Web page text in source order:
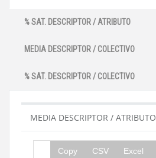
% SAT. DESCRIPTOR / ATRIBUTO
MEDIA DESCRIPTOR / COLECTIVO
% SAT. DESCRIPTOR / COLECTIVO
MEDIA DESCRIPTOR / ATRIBUTO
Copy CSV Excel